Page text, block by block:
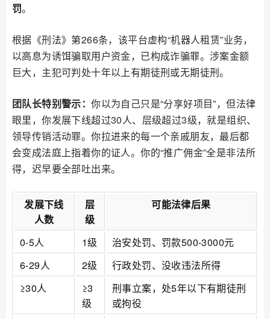
罚。
根据《刑法》第266条，该平台虚构“机器人租赁”业务，
以高息为诱饵骗取用户资金，已构成诈骗罪。涉案金额
巨大，主犯可判处十年以上有期徒刑或无期徒刑。
团队长特别警示：你以为自己只是“分享好项目”，但法律
眼里，你发展下线超过30人、层级超过3级，就是组织、
领导传销活动罪。你拉进来的每一个亲戚朋友，最后都
会变成法庭上指着你的证人。你的“推广佣金”全是非法所
得，迟早要全部吐出来。
发展下线
人数
层
级
可能法律后果
0-5人 1级
治安处罚、罚款500-3000元
6-29人
2级
行政处罚、没收违法所得
≥30人
≥3
级
刑事立案，处5年以下有期徒刑
或拘役